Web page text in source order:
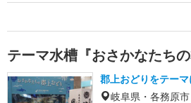
テーマ水槽『おさかなたちの
郡上おどりをテー
岐阜県・各務原市